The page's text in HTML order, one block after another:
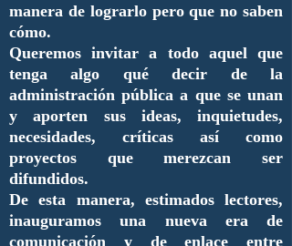
manera de lograrlo pero que no saben
cómo.
Queremos invitar a todo aquel que
tenga algo qué decir de la
administración pública a que se unan
y aporten sus ideas, inquietudes,
necesidades, críticas así como
proyectos que merezcan ser
difundidos.
De esta manera, estimados lectores,
inauguramos una nueva era de
comunicación y de enlace entre